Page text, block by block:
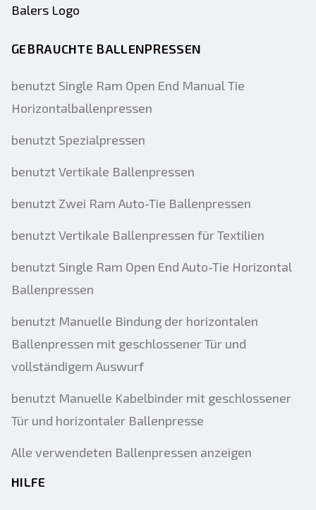
GEBRAUCHTE BALLENPRESSEN
benutzt Single Ram Open End Manual Tie
Horizontalballenpressen
benutzt Spezialpressen
benutzt Vertikale Ballenpressen
benutzt Zwei Ram Auto-Tie Ballenpressen
benutzt Vertikale Ballenpressen für Textilien
benutzt Single Ram Open End Auto-Tie Horizontal
Ballenpressen
benutzt Manuelle Bindung der horizontalen
Ballenpressen mit geschlossener Tür und
vollständigem Auswurf
benutzt Manuelle Kabelbinder mit geschlossener
Tür und horizontaler Ballenpresse
Alle verwendeten Ballenpressen anzeigen
HILFE